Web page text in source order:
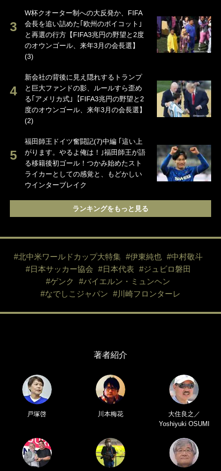
W杯クオーター制への大反発か、FIFA
会長を追い詰めた｢欧州のボイコット｣
と再選の行方【FIFA3兆円の野望と2度
のオウンゴール、来年3月の会長選】
(3)
新会社の背後に見え隠れするトランプ
と巨大ファンドの影、ルールすら歪め
る｢アメリカ式｣【FIFA3兆円の野望と2
度のオウンゴール、来年3月の会長選】
(2)
福田師王ドイツ奮闘記(7)中編 ｢這い上
がります。やるよ俺は！｣福田師王が語
る移籍後初ゴール！つかみ始めたスト
ライカーとしての感覚と、もどかしい
ウインターブレイク
ランキングをもっと見る
#北中米ワールドカップ大特集 #伊東純也
#中村敬斗
#日本サッカー協会
#日本代表
#ジュビロ磐田
#ゲンク
#バイエルン・ミュンヘン
#なでしこジャパン
#川崎フロンターレ
著者紹介
戸塚啓 川本梅花
大住良之／
Yoshiyuki OSUMI